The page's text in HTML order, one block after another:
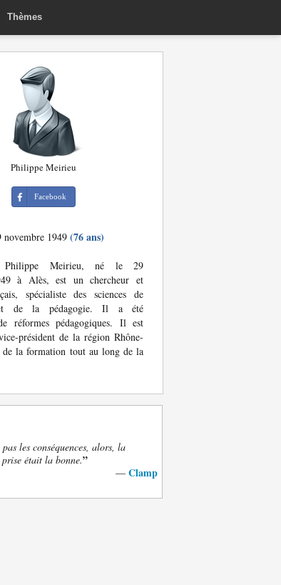
Thèmes
Philippe Meirieu
Facebook
novembre 1949 (76 ans)
Philippe Meirieu, né le 29
à Alès, est un chercheur et
spécialiste des sciences de
de la pédagogie. Il a été
réformes pédagogiques. Il est
président de la région Rhône-
de la formation tout au long de la
les conséquences, alors, la
était la bonne.”
— Clamp